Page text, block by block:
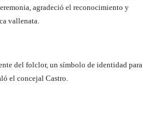
agradeció el reconocimiento y
vallenata.
del folclor, un símbolo de identidad para
el concejal Castro.